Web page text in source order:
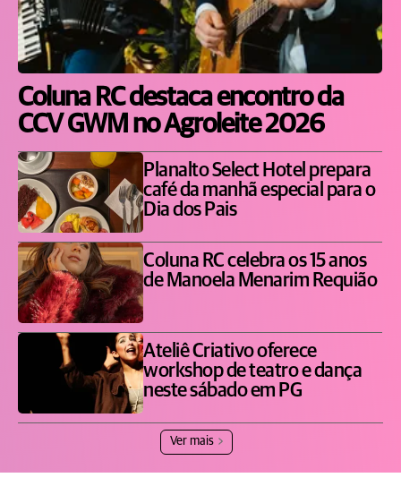
Coluna RC destaca encontro da
CCV GWM no Agroleite 2026
Planalto Select Hotel prepara
café da manhã especial para o
Dia dos Pais
Coluna RC celebra os 15 anos
de Manoela Menarim Requião
Ateliê Criativo oferece
workshop de teatro e dança
neste sábado em PG
Ver mais